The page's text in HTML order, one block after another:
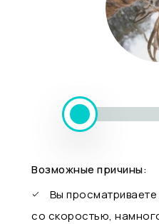
Возможные причины:
Вы просматриваете
со скоростью,